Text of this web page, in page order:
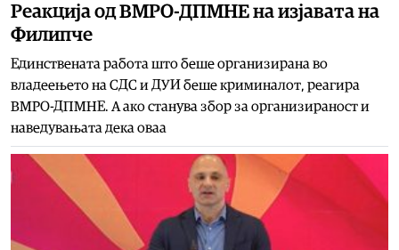
Реакција од ВМРО-ДПМНЕ на изјавата на
Филипче
Единствената работа што беше организирана во
владеењето на СДС и ДУИ беше криминалот, реагира
ВМРО-ДПМНЕ. А ако станува збор за организираност и
наведувањата дека оваа